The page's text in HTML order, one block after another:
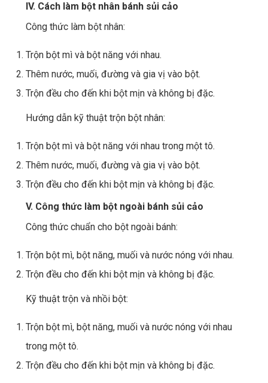
IV. Cách làm bột nhân bánh sủi cảo
Công thức làm bột nhân:
Trộn bột mì và bột năng với nhau.
Thêm nước, muối, đường và gia vị vào bột.
Trộn đều cho đến khi bột mịn và không bị đặc.
Hướng dẫn kỹ thuật trộn bột nhân:
Trộn bột mì và bột năng với nhau trong một tô.
Thêm nước, muối, đường và gia vị vào bột.
Trộn đều cho đến khi bột mịn và không bị đặc.
V. Công thức làm bột ngoài bánh sủi cảo
Công thức chuẩn cho bột ngoài bánh:
Trộn bột mì, bột năng, muối và nước nóng với nhau.
Trộn đều cho đến khi bột mịn và không bị đặc.
Kỹ thuật trộn và nhồi bột:
Trộn bột mì, bột năng, muối và nước nóng với nhau
trong một tô.
Trộn đều cho đến khi bột mịn và không bị đặc.